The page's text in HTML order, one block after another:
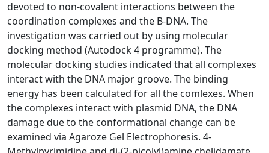
devoted to non-covalent interactions between the
coordination complexes and the B-DNA. The
investigation was carried out by using molecular
docking method (Autodock 4 programme). The
molecular docking studies indicated that all complexes
interact with the DNA major groove. The binding
energy has been calculated for all the comlexes. When
the complexes interact with plasmid DNA, the DNA
damage due to the conformational change can be
examined via Agaroze Gel Electrophoresis. 4-